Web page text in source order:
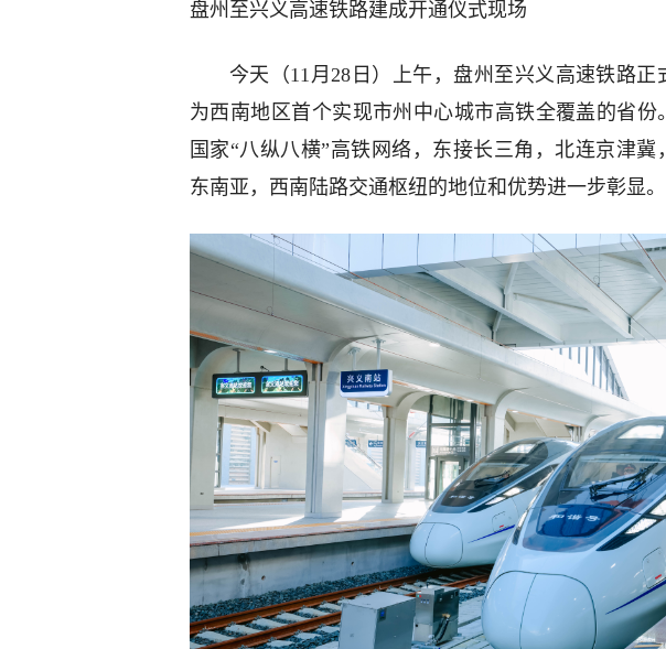
盘州至兴义高速铁路建成开通仪式现场
今天（11月28日）上午，盘州至兴义高速铁路正
为西南地区首个实现市州中心城市高铁全覆盖的省
国家“八纵八横”高铁网络，东接长三角，北连京津
东南亚，西南陆路交通枢纽的地位和优势进一步彰显。